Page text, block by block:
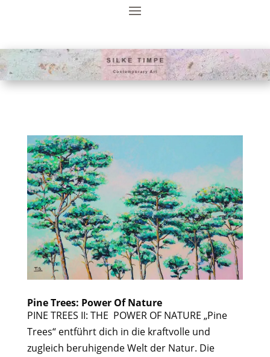
Pine Trees: Power Of Nature
PINE TREES II: THE POWER OF NATURE „Pine
Trees“ entführt dich in die kraftvolle und
zugleich beruhigende Welt der Natur. Die